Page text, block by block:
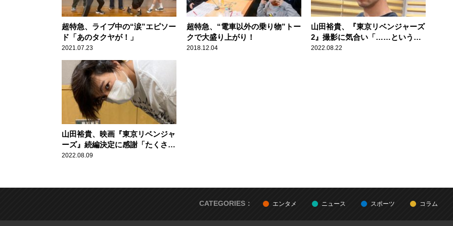
超特急、ライブ中の“涙”エピソー
ド「あのタクヤが！」
2021.07.23
超特急、“電車以外の乗り物”トー
クで大盛り上がり！
2018.12.04
山田裕貴、『東京リベンジャーズ
2』撮影に気合い「……というこ
とは、クランクインしました！」
2022.08.22
山田裕貴、映画『東京リベンジャ
ーズ』続編決定に感謝「たくさん
の人に愛してもらって」
2022.08.09
CATEGORIES： エンタメ ニュース スポーツ コラム